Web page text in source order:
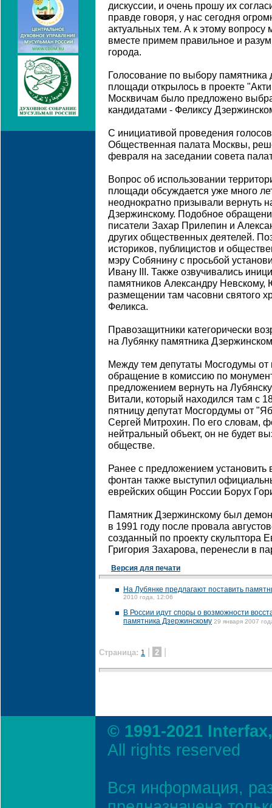
дискуссии, и очень прошу их
правде говоря, у нас сегодня
актуальных тем. А к этому
вместе примем правильное и
города.
Голосование по выбору памятника
площади открылось в проекте
Москвичам было предложено
кандидатами - Феликсу
С инициативой проведения
Общественная палата Москвы,
февраля на заседании совета
Вопрос об использовании
площади обсуждается уже много
неоднократно призывали вернуть
Дзержинскому. Подобное
писатели Захар Прилепин и
других общественных деятелей.
историков, публицистов и
мэру Собянину с просьбой
Ивану III. Также озвучивались
памятников Александру
размещении там часовни святого
Феликса.
Правозащитники категорически
на Лубянку памятника
Между тем депутаты Мосгодумы от
обращение в комиссию по
предложением вернуть на
Витали, который находился там с
пятницу депутат Мосгордумы от
Сергей Митрохин. По его словам,
нейтральный объект, он не будет
обществе.
Ранее с предложением
фонтан также выступил
еврейских общин России Борух
Памятник Дзержинскому был
в 1991 году после провала
созданный по проекту скульптора
Григория Захарова, перенесли в
Версия для печати
На Лубянке предлагают поставить
2010 года, 12:06
В России идут споры о возможности
памятника Дзержинскому 29 января 2007
Страница: 1 2
© 1991-2021
All rights reserved
Вся информация,